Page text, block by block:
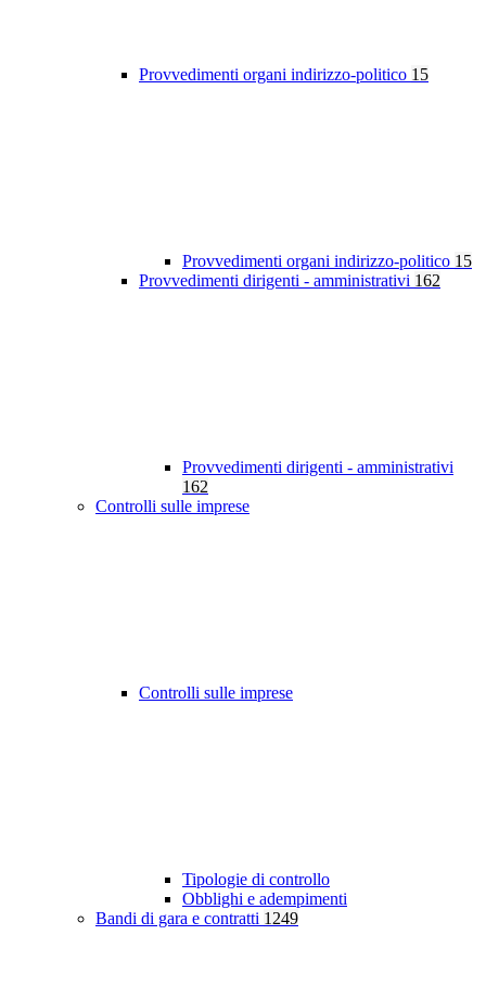
Provvedimenti organi indirizzo-politico 15
Provvedimenti organi indirizzo-politico 15
Provvedimenti dirigenti - amministrativi 162
Provvedimenti dirigenti - amministrativi
162
Controlli sulle imprese
Controlli sulle imprese
Tipologie di controllo
Obblighi e adempimenti
Bandi di gara e contratti 1249